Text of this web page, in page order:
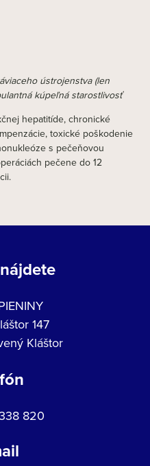
ústrojenstva (len
kúpeľná starostlivosť
hepatitíde, chronické
toxické poškodenie
s pečeňovou
pečene do 12
147
Kláštor
820